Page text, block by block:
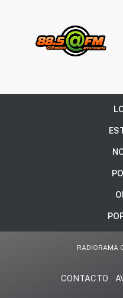
RADIORAMA
CONTACTO